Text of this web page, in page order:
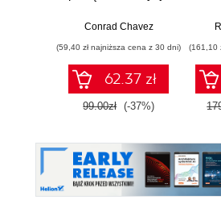
Conrad Chavez
(59,40 zł najniższa cena z 30 dni)
62.37 zł
99.00zł (-37%)
(161,10